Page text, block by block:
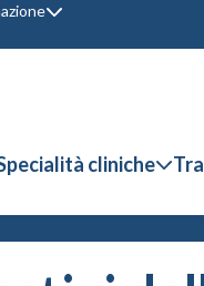
cliniche